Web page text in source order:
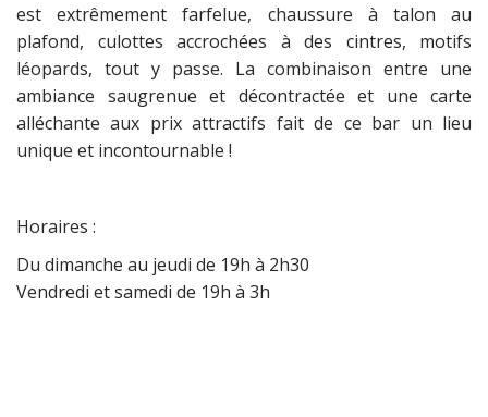
est extrêmement farfelue, chaussure à talon au
plafond, culottes accrochées à des cintres, motifs
léopards, tout y passe. La combinaison entre une
ambiance saugrenue et décontractée et une carte
alléchante aux prix attractifs fait de ce bar un lieu
unique et incontournable !
Horaires :
Du dimanche au jeudi de 19h à 2h30
Vendredi et samedi de 19h à 3h